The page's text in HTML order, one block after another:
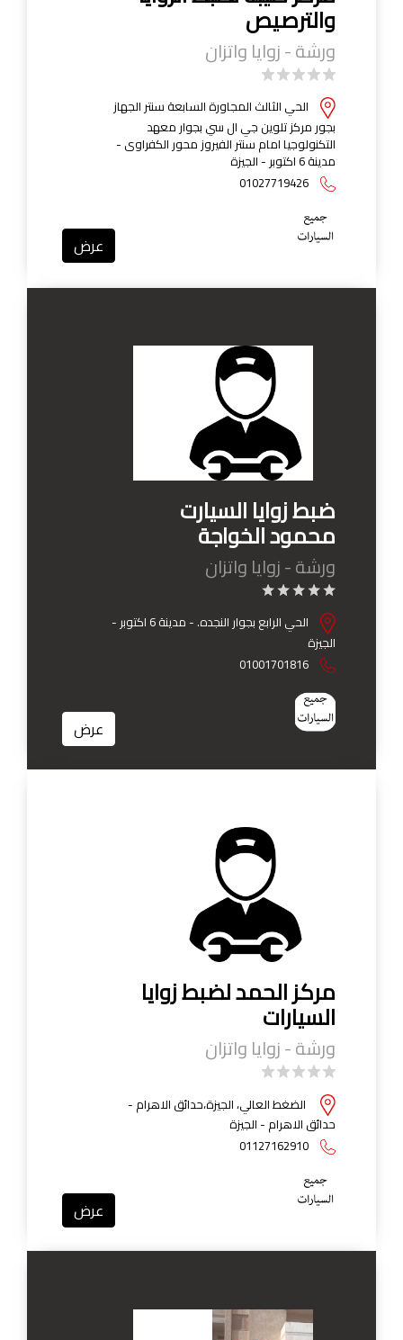
والترصيص
ورشة - زوايا واتزان
الحي الثالث المجاورة السابعة سنتر الجهاز
بجور مركز تلوين جي ال سي بجوار معهد
التكنولوجيا امام سنتر الفيروز محور الكفراوى -
مدينة 6 اكتوبر - الجيزة
01027719426
عرض
ضبط زوايا السيارت
محمود الخواجة
ورشة - زوايا واتزان
الحي الرابع بجوار النجده‎. - مدينة 6 اكتوبر -
الجيزة
01001701816
عرض
مركز الحمد لضبط زوايا
السيارات
ورشة - زوايا واتزان
الضغط العالي، الجيزة،حدائق الاهرام -
حدائق الاهرام - الجيزة
01127162910
عرض